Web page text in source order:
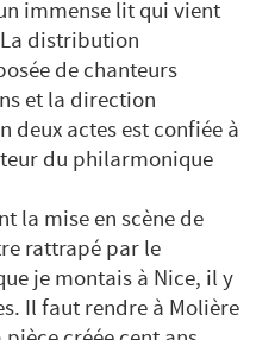
immense lit qui vient
distribution
de chanteurs
et la direction
deux actes est confiée à
du philarmonique
la mise en scène de
rattrapé par le
je montais à Nice, il y
Il faut rendre à Molière